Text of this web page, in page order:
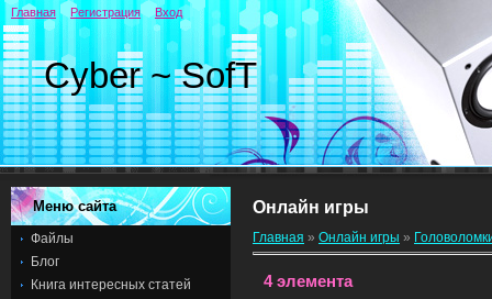
Cyber ~ SofT
Главная Регистрация Вход
Меню сайта
Файлы
Блог
Книга интересных статей
Онлайн игры
Главная » Онлайн игры »
4 элемента